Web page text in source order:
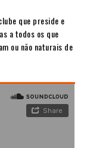
que preside e
a todos os que
ou não naturais de